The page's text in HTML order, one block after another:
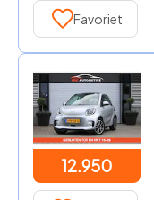
Favoriet
12.950